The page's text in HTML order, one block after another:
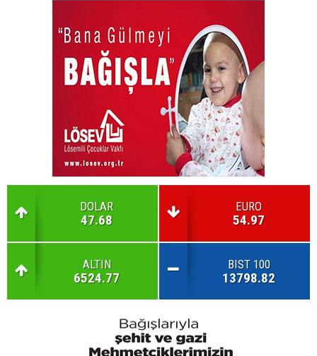
DOLAR
47.68
EURO
54.97
ALTIN
6524.77
BIST 100
13798.82